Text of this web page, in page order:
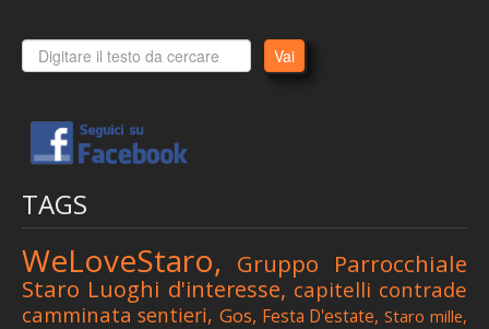
> 22° Pellegrinaggio della Madonna della Corona
> 5' Camminata tra contrade e capitelli
> 7' Camminata tra contrade e capitelli
> I mercatini dello scoiattolo
> 9' Camminata tra contrade e capitelli
> 26° Corsa Staro-Campogrosso
Vai
TAGS
WeLoveStaro,
Gruppo Parrocchiale
Staro Luoghi d'interesse, capitelli contrade
camminata sentieri, Gos, Festa D'estate, Staro mille,